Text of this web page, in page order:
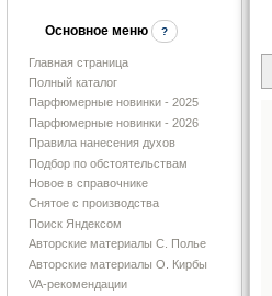
Основное меню ?
Главная страница
Полный каталог
Парфюмерные новинки - 2025
Парфюмерные новинки - 2026
Правила нанесения духов
Подбор по обстоятельствам
Новое в справочнике
Снятое с производства
Поиск Яндексом
Авторские материалы С. Полье
Авторские материалы О. Кирбы
VA-рекомендации